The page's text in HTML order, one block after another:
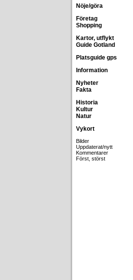
Nöje/göra
Företag
Shopping
Kartor, utflykt
Guide Gotland
Platsguide gps
Information
Nyheter
Fakta
Historia
Kultur
Natur
Vykort
Bilder
Uppdaterat/nytt
Kommentarer
Först, störst